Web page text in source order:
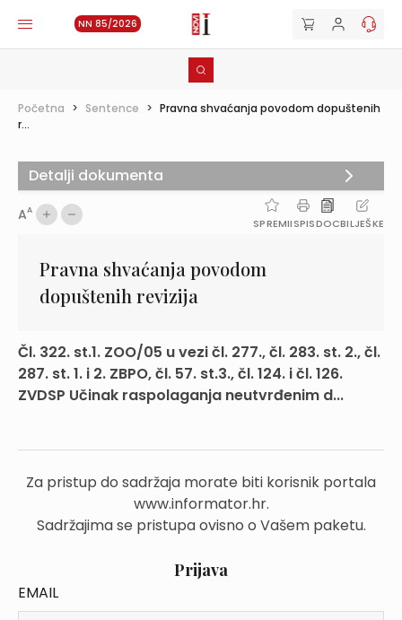
NN 85/2026
Početna > Sentence > Pravna shvaćanja povodom dopuštenih
r...
AA
SPREMIISPISDOCBILJEŠKE
Pravna shvaćanja povodom
dopuštenih revizija
Čl. 322. st.1. ZOO/05 u vezi čl. 277., čl. 283. st. 2., čl.
287. st. 1. i 2. ZBPO, čl. 57. st.3., čl. 124. i čl. 126.
ZVDSP Učinak raspolaganja neutvrđenim d...
Za pristup do sadržaja morate biti korisnik portala
www.informator.hr.
Sadržajima se pristupa ovisno o Vašem paketu.
Prijava
EMAIL
Detalji dokumenta